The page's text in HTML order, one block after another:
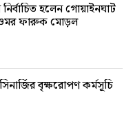
নির্বাচিত হলেন গোয়াইনঘাট
ওমর ফারুক মোড়ল
বৃক্ষরোপণ কর্মসূচি